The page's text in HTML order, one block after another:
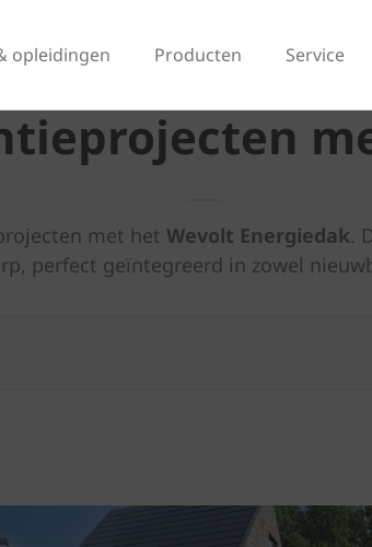
opleidingen Producten Service
met het Wevolt Energiedak.
perfect geïntegreerd in zowel